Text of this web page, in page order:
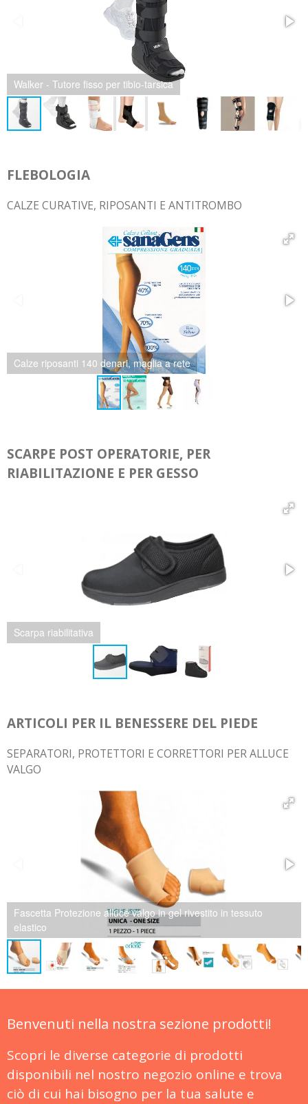
Walker Basso - Tutore fisso per tibio-tarsica
FLEBOLOGIA
CALZE CURATIVE, RIPOSANTI E ANTITROMBO
Calze riposanti 70 denari
SCARPE POST OPERATORIE, PER
RIABILITAZIONE E PER GESSO
Scarpa post operatoria
ARTICOLI PER IL BENESSERE DEL PIEDE
SEPARATORI, PROTETTORI E CORRETTORI PER ALLUCE
VALGO
Protettore alluce valgo con separatore dita integrato
Benvenuti nella nostra sezione prodotti!
Scopri le diverse categorie di prodotti
disponibili nel nostro negozio online e trova
ciò di cui hai bisogno per la tua salute e